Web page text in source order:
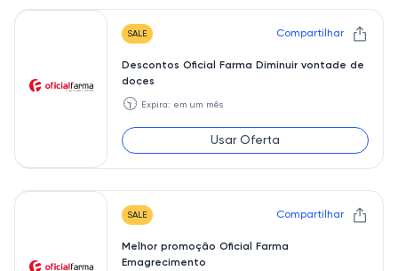
SALE Compartilhar
Descontos Oficial Farma Diminuir vontade de
doces
🕥 Expira: em um mês
Usar Oferta
SALE Compartilhar
Melhor promoção Oficial Farma
Emagrecimento